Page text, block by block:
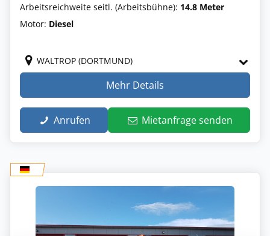
Arbeitsreichweite seitl. (Arbeitsbühne): 14.8 Meter
Motor: Diesel
WALTROP (DORTMUND)
Mehr Details
Anrufen Mietanfrage senden